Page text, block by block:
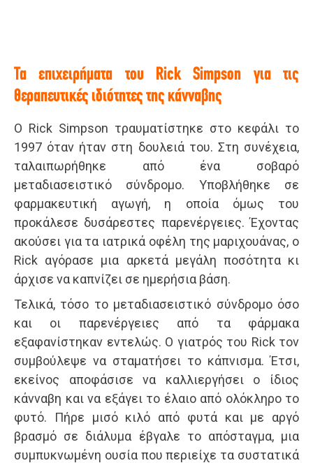
Τα επιχειρήματα του Rick Simpson για τις
θεραπευτικές ιδιότητες της κάνναβης
Ο Rick Simpson τραυματίστηκε στο κεφάλι το
1997 όταν ήταν στη δουλειά του. Στη συνέχεια,
ταλαιπωρήθηκε από ένα σοβαρό
μεταδιασειστικό σύνδρομο. Υποβλήθηκε σε
φαρμακευτική αγωγή, η οποία όμως του
προκάλεσε δυσάρεστες παρενέργειες. Έχοντας
ακούσει για τα ιατρικά οφέλη της μαριχουάνας, ο
Rick αγόρασε μια αρκετά μεγάλη ποσότητα κι
άρχισε να καπνίζει σε ημερήσια βάση.
Τελικά, τόσο το μεταδιασειστικό σύνδρομο όσο
και οι παρενέργειες από τα φάρμακα
εξαφανίστηκαν εντελώς. Ο γιατρός του Rick τον
συμβούλεψε να σταματήσει το κάπνισμα. Έτσι,
εκείνος αποφάσισε να καλλιεργήσει ο ίδιος
κάνναβη και να εξάγει το έλαιο από ολόκληρο το
φυτό. Πήρε μισό κιλό από φυτά και με αργό
βρασμό σε διάλυμα έβγαλε το απόσταγμα, μια
συμπυκνωμένη ουσία που περιείχε τα συστατικά